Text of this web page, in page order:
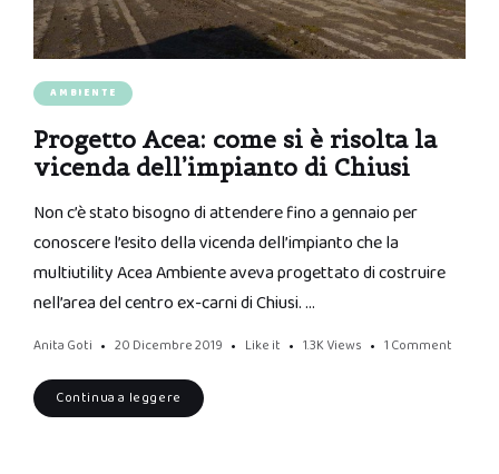
AMBIENTE
Progetto Acea: come si è risolta la
vicenda dell’impianto di Chiusi
Non c’è stato bisogno di attendere fino a gennaio per
conoscere l’esito della vicenda dell’impianto che la
multiutility Acea Ambiente aveva progettato di costruire
nell’area del centro ex-carni di Chiusi. …
Anita Goti 20 Dicembre 2019 Like it 1.3K Views 1 Comment
Continua a leggere